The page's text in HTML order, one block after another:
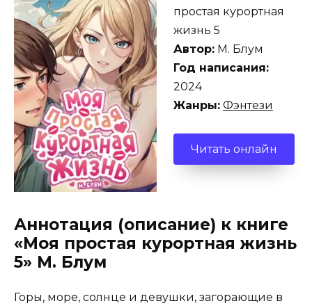
простая курортная
жизнь 5
Автор: М. Блум
Год написания:
2024
Жанры: Фэнтези
Читать онлайн
Аннотация (описание) к книге
«Моя простая курортная жизнь
5» М. Блум
Горы, море, солнце и девушки, загорающие в